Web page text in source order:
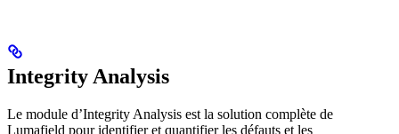
Integrity Analysis
Le module d’Integrity Analysis est la solution complète de
Lumafield pour identifier et quantifier les défauts et les